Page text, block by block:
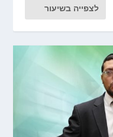
לצפייה בשיעור